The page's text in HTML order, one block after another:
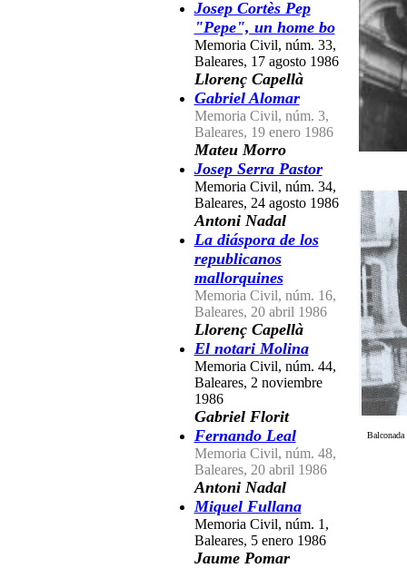
Josep Cortès Pep
"Pepe", un home bo
Memoria Civil, núm. 33,
Baleares, 17 agosto 1986
Llorenç Capellà
Gabriel Alomar
Memoria Civil, núm. 3,
Baleares, 19 enero 1986
Mateu Morro
Josep Serra Pastor
Memoria Civil, núm. 34,
Baleares, 24 agosto 1986
Antoni Nadal
La diáspora de los
republicanos
mallorquines
Memoria Civil, núm. 16,
Baleares, 20 abril 1986
Llorenç Capellà
El notari Molina
Memoria Civil, núm. 44,
Baleares, 2 noviembre
1986
Gabriel Florit
Fernando Leal
Memoria Civil, núm. 48,
Baleares, 20 abril 1986
Antoni Nadal
Miquel Fullana
Memoria Civil, núm. 1,
Baleares, 5 enero 1986
Jaume Pomar